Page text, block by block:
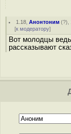
1.18 ,Анонтоним (?),
[к модератору]
Вот молодцы
рассказывают